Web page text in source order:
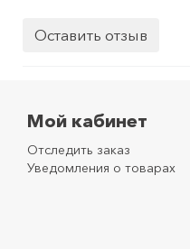
Оставить отзыв
Мой кабинет
Отследить заказ
Уведомления о товарах